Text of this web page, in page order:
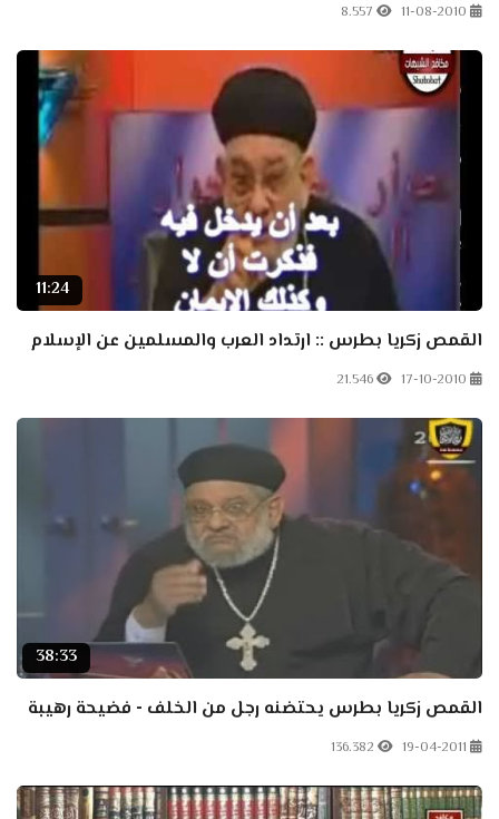
11-08-2010
8.557
11:24
القمص زكريا بطرس :: ارتداد العرب والمسلمين عن الإسلام
17-10-2010
21.546
38:33
القمص زكريا بطرس يحتضنه رجل من الخلف - فضيحة رهيبة
19-04-2011
136.382